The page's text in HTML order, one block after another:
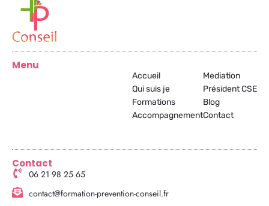
Menu
Mediation
Président CSE
Blog
Contact
Accueil
Qui suis je
Formations
Accompagnement
Contact
06 21 98 25 65
contact@formation-prevention-conseil.fr